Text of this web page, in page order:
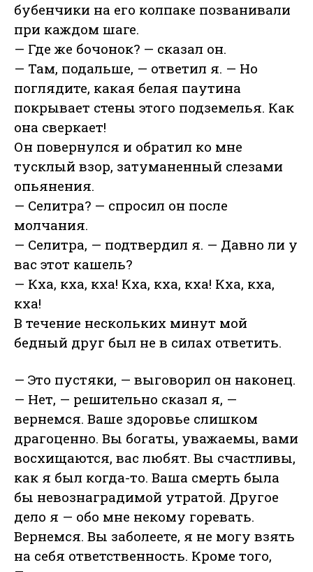
бубенчики на его колпаке позванивали
при каждом шаге.
— Где же бочонок? — сказал он.
— Там, подальше, — ответил я. — Но
поглядите, какая белая паутина
покрывает стены этого подземелья. Как
она сверкает!
Он повернулся и обратил ко мне
тусклый взор, затуманенный слезами
опьянения.
— Селитра? — спросил он после
молчания.
— Селитра, — подтвердил я. — Давно ли у
вас этот кашель?
— Кха, кха, кха! Кха, кха, кха! Кха, кха,
кха!
В течение нескольких минут мой
бедный друг был не в силах ответить.
— Это пустяки, — выговорил он наконец.
— Нет, — решительно сказал я, —
вернемся. Ваше здоровье слишком
драгоценно. Вы богаты, уважаемы, вами
восхищаются, вас любят. Вы счастливы,
как я был когда-то. Ваша смерть была
бы невознаградимой утратой. Другое
дело я — обо мне некому горевать.
Вернемся. Вы заболеете, я не могу взять
на себя ответственность. Кроме того,